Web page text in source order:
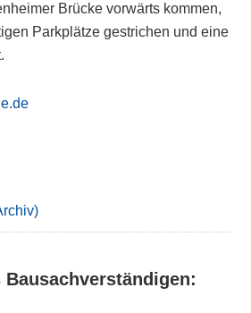
Brücke vorwärts kommen,
Parkplätze gestrichen und eine